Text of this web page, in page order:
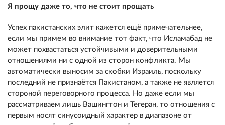
Я прощу даже то, что не стоит прощать
Успех пакистанских элит кажется ещё примечательнее,
если мы примем во внимание тот факт, что Исламабад не
может похвастаться устойчивыми и доверительными
отношениями ни с одной из сторон конфликта. Мы
автоматически выносим за скобки Израиль, поскольку
последний не признаётся Пакистаном, а также не является
стороной переговорного процесса. Но даже если мы
рассматриваем лишь Вашингтон и Тегеран, то отношения с
первым носят синусоидный характер в диапазоне от